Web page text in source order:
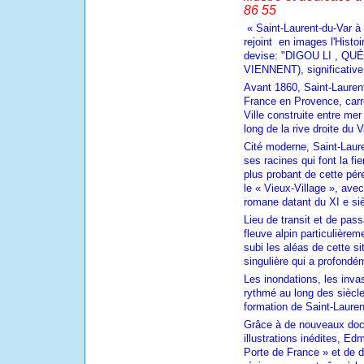
86 55
« Saint-Laurent-du-Var
rejoint en images
devise: "DIGOU LI ,
VIENNENT),
Avant 1860, Saint-
France en Provence,
Ville construite entre
long de la rive droite du
Cité moderne, Saint-
ses racines qui font la
plus probant de cette
le « Vieux-Village »,
romane datant du XI e
Lieu de transit et de
fleuve alpin
subi les aléas de cette
singulière qui a
Les inondations, les
rythmé au long des
formation de Saint-
Grâce à de nouveaux
illustrations inédites,
Porte de France » et de